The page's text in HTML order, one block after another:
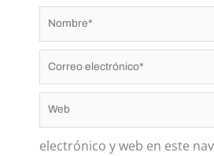
Nombre*
Correo
electrónico*
Web
electrónico y web en este